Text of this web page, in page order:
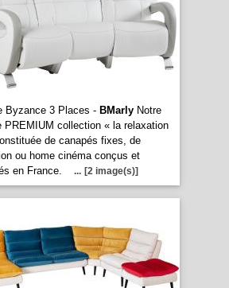
Byzance 3 Places - BMarlyNotre
PREMIUM collection « la relaxation
de canapés fixes, de
ou home cinéma conçus et
en France.
... [2 image(s)]